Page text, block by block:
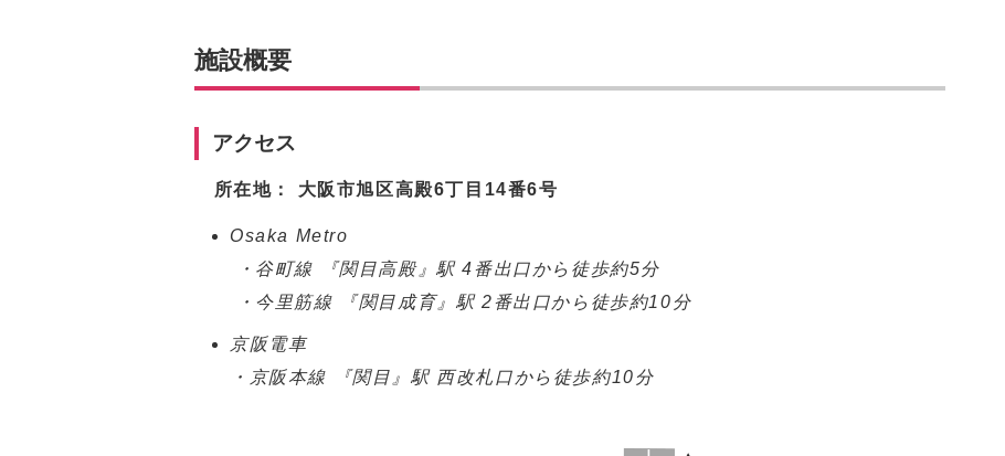
施設概要
アクセス
所在地： 大阪市旭区高殿6丁目14番6号
Osaka Metro
・谷町線 『関目高殿』駅 4番出口から徒歩約5分
・今里筋線 『関目成育』駅 2番出口から徒歩約10分
京阪電車
・京阪本線 『関目』駅 西改札口から徒歩約10分